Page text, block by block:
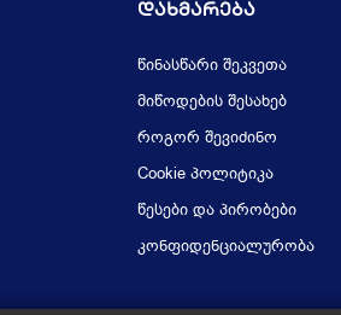
Დახმარება
წინასწარი შეკვეთა
მიწოდების შესახებ
როგორ შევიძინო
Cookie პოლიტიკა
წესები და პირობები
კონფიდენციალურობა